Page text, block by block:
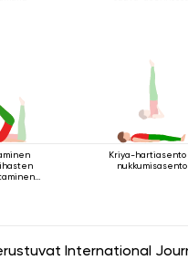
Kriya-hartiasento
nukkumisasento
International